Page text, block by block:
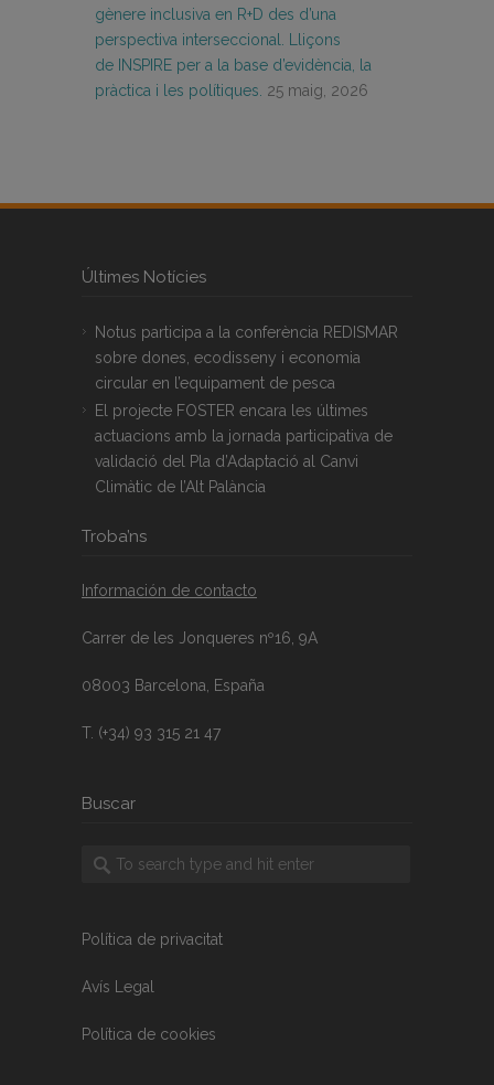
gènere inclusiva en R+D des d’una
perspectiva interseccional. Lliçons
de INSPIRE per a la base d’evidència, la
pràctica i les polítiques. 25 maig, 2026
Últimes Notícies
Notus participa a la conferència REDISMAR
sobre dones, ecodisseny i economia
circular en l’equipament de pesca
El projecte FOSTER encara les últimes
actuacions amb la jornada participativa de
validació del Pla d’Adaptació al Canvi
Climàtic de l’Alt Palància
Troba’ns
Información de contacto
Carrer de les Jonqueres nº16, 9A
08003 Barcelona, España
T. (+34) 93 315 21 47
Buscar
Política de privacitat
Avís Legal
Política de cookies